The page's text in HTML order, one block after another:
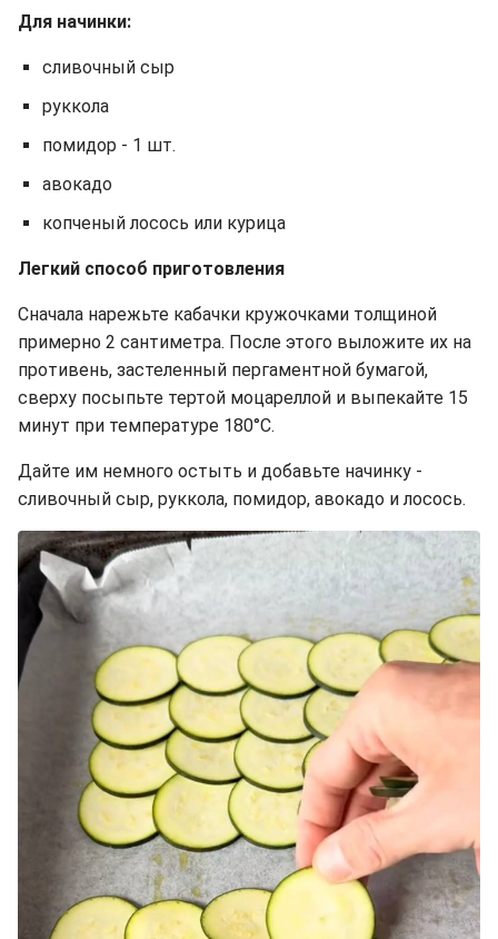
Для начинки:
сливочный сыр
руккола
помидор - 1 шт.
авокадо
копченый лосось или курица
Легкий способ приготовления
Сначала нарежьте кабачки кружочками толщиной
примерно 2 сантиметра. После этого выложите их на
противень, застеленный пергаментной бумагой,
сверху посыпьте тертой моцареллой и выпекайте 15
минут при температуре 180°C.
Дайте им немного остыть и добавьте начинку -
сливочный сыр, руккола, помидор, авокадо и лосось.